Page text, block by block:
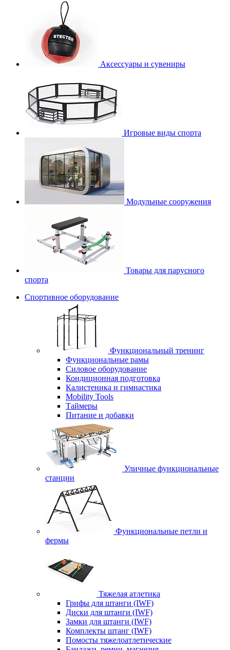
Аксессуары и сувениры
Игровые виды спорта
Модульные сооружения
Товары для парусного
спорта
Спортивное оборудование
Функциональный тренинг
Функциональные рамы
Силовое оборудование
Кондиционная подготовка
Калистеника и гимнастика
Mobility Tools
Таймеры
Питание и добавки
Уличные функциональные
станции
Функциональные петли и
фермы
Тяжелая атлетика
Грифы для штанги (IWF)
Диски для штанги (IWF)
Замки для штанги (IWF)
Комплекты штанг (IWF)
Помосты тяжелоатлетические